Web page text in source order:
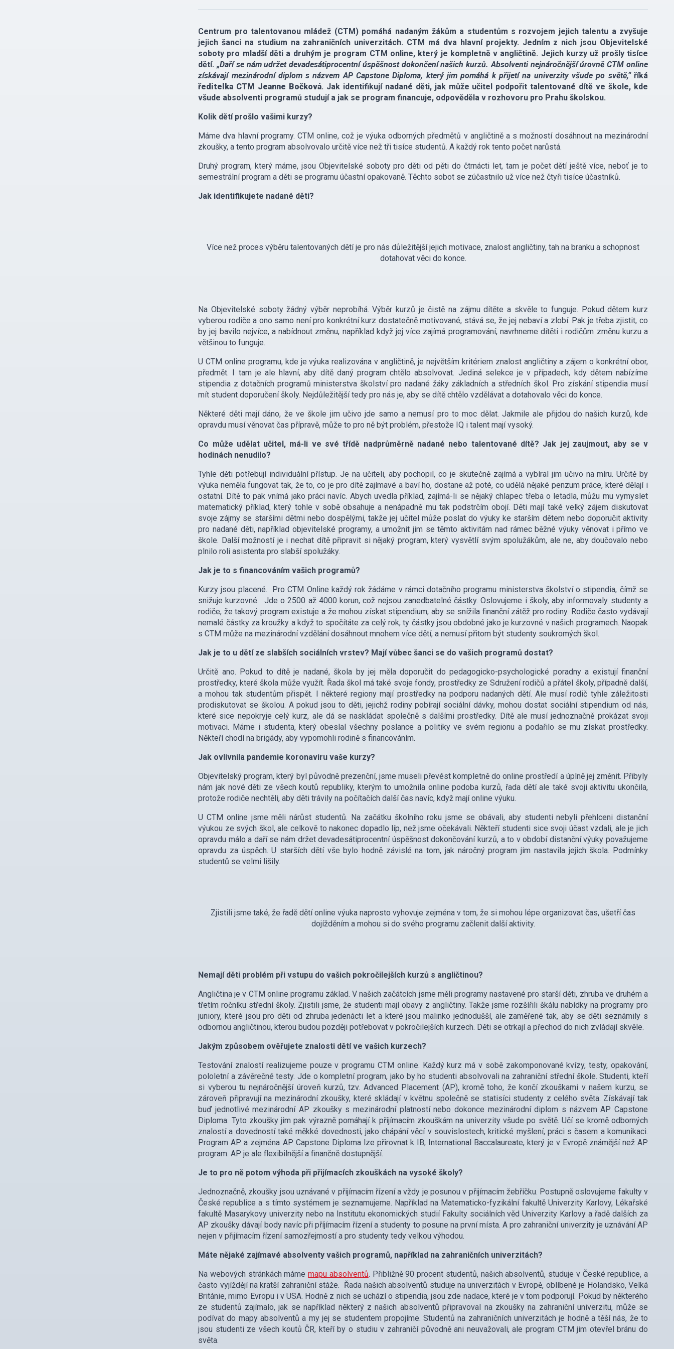
Centrum pro talentovanou mládež (CTM) pomáhá nadaným žákům a studentům s rozvojem jejich talentu a zvyšuje
jejich šanci na studium na zahraničních univerzitách. CTM má dva hlavní projekty. Jedním z nich jsou Objevitelské
soboty pro mladší děti a druhým je program CTM online, který je kompletně v angličtině. Jejich kurzy už prošly tisíce
dětí. „Daří se nám udržet devadesátiprocentní úspěšnost dokončení našich kurzů. Absolventi nejnáročnější úrovně CTM online
získávají mezinárodní diplom s názvem AP Capstone Diploma, který jim pomáhá k přijetí na univerzity všude po světě,“říká
ředitelka CTM Jeanne Bočková. Jak identifikují nadané děti, jak může učitel podpořit talentované dítě ve škole, kde
všude absolventi programů studují a jak se program financuje, odpověděla v rozhovoru pro Prahu školskou.
Kolik dětí prošlo vašimi kurzy?
Máme dva hlavní programy. CTM online, což je výuka odborných předmětů v angličtině a s možností dosáhnout na mezinárodní
zkoušky, a tento program absolvovalo určitě více než tři tisíce studentů. A každý rok tento počet narůstá.
Druhý program, který máme, jsou Objevitelské soboty pro děti od pěti do čtrnácti let, tam je počet dětí ještě více, neboť je to
semestrální program a děti se programu účastní opakovaně. Těchto sobot se zúčastnilo už více než čtyři tisíce účastníků.
Jak identifikujete nadané děti?
Více než proces výběru talentovaných dětí je pro nás důležitější jejich motivace, znalost angličtiny, tah na branku a schopnost
dotahovat věci do konce.
Na Objevitelské soboty žádný výběr neprobíhá. Výběr kurzů je čistě na zájmu dítěte a skvěle to funguje. Pokud dětem kurz
vyberou rodiče a ono samo není pro konkrétní kurz dostatečně motivované, stává se, že jej nebaví a zlobí. Pak je třeba zjistit, co
by jej bavilo nejvíce, a nabídnout změnu, například když jej více zajímá programování, navrhneme dítěti i rodičům změnu kurzu a
většinou to funguje.
U CTM online programu, kde je výuka realizována v angličtině, je největším kritériem znalost angličtiny a zájem o konkrétní obor,
předmět. I tam je ale hlavní, aby dítě daný program chtělo absolvovat. Jediná selekce je v případech, kdy dětem nabízíme
stipendia z dotačních programů ministerstva školství pro nadané žáky základních a středních škol. Pro získání stipendia musí
mít student doporučení školy. Nejdůležitější tedy pro nás je, aby se dítě chtělo vzdělávat a dotahovalo věci do konce.
Některé děti mají dáno, že ve škole jim učivo jde samo a nemusí pro to moc dělat. Jakmile ale přijdou do našich kurzů, kde
opravdu musí věnovat čas přípravě, může to pro ně být problém, přestože IQ i talent mají vysoký.
Co může udělat učitel, má-li ve své třídě nadprůměrně nadané nebo talentované dítě? Jak jej zaujmout, aby se v
hodinách nenudilo?
Tyhle děti potřebují individuální přístup. Je na učiteli, aby pochopil, co je skutečně zajímá a vybíral jim učivo na míru. Určitě by
výuka neměla fungovat tak, že to, co je pro dítě zajímavé a baví ho, dostane až poté, co udělá nějaké penzum práce, které dělají i
ostatní. Dítě to pak vnímá jako práci navíc. Abych uvedla příklad, zajímá-li se nějaký chlapec třeba o letadla, můžu mu vymyslet
matematický příklad, který tohle v sobě obsahuje a nenápadně mu tak podstrčím obojí. Děti mají také velký zájem diskutovat
svoje zájmy se staršími dětmi nebo dospělými, takže jej učitel může poslat do výuky ke starším dětem nebo doporučit aktivity
pro nadané děti, například objevitelské programy, a umožnit jim se těmto aktivitám nad rámec běžné výuky věnovat i přímo ve
škole. Další možností je i nechat dítě připravit si nějaký program, který vysvětlí svým spolužákům, ale ne, aby doučovalo nebo
plnilo roli asistenta pro slabší spolužáky.
Jak je to s financováním vašich programů?
Kurzy jsou placené. Pro CTM Online každý rok žádáme v rámci dotačního programu ministerstva školství o stipendia, čímž se
snižuje kurzovné. Jde o 2500 až 4000 korun, což nejsou zanedbatelné částky. Oslovujeme i školy, aby informovaly studenty a
rodiče, že takový program existuje a že mohou získat stipendium, aby se snížila finanční zátěž pro rodiny. Rodiče často vydávají
nemalé částky za kroužky a když to spočítáte za celý rok, ty částky jsou obdobné jako je kurzovné v našich programech. Naopak
s CTM může na mezinárodní vzdělání dosáhnout mnohem více dětí, a nemusí přitom být studenty soukromých škol.
Jak je to u dětí ze slabších sociálních vrstev? Mají vůbec šanci se do vašich programů dostat?
Určitě ano. Pokud to dítě je nadané, škola by jej měla doporučit do pedagogicko-psychologické poradny a existují finanční
prostředky, které škola může využít. Řada škol má také svoje fondy, prostředky ze Sdružení rodičů a přátel školy, případně další,
a mohou tak studentům přispět. I některé regiony mají prostředky na podporu nadaných dětí. Ale musí rodič tyhle záležitosti
prodiskutovat se školou. A pokud jsou to děti, jejichž rodiny pobírají sociální dávky, mohou dostat sociální stipendium od nás,
které sice nepokryje celý kurz, ale dá se naskládat společně s dalšími prostředky. Dítě ale musí jednoznačně prokázat svoji
motivaci. Máme i studenta, který obeslal všechny poslance a politiky ve svém regionu a podařilo se mu získat prostředky.
Někteří chodí na brigády, aby vypomohli rodině s financováním.
Jak ovlivnila pandemie koronaviru vaše kurzy?
Objevitelský program, který byl původně prezenční, jsme museli převést kompletně do online prostředí a úplně jej změnit. Přibyly
nám jak nové děti ze všech koutů republiky, kterým to umožnila online podoba kurzů, řada dětí ale také svoji aktivitu ukončila,
protože rodiče nechtěli, aby děti trávily na počítačích další čas navíc, když mají online výuku.
U CTM online jsme měli nárůst studentů. Na začátku školního roku jsme se obávali, aby studenti nebyli přehlceni distanční
výukou ze svých škol, ale celkově to nakonec dopadlo líp, než jsme očekávali. Někteří studenti sice svoji účast vzdali, ale je jich
opravdu málo a daří se nám držet devadesátiprocentní úspěšnost dokončování kurzů, a to v období distanční výuky považujeme
opravdu za úspěch. U starších dětí vše bylo hodně závislé na tom, jak náročný program jim nastavila jejich škola. Podmínky
studentů se velmi lišily.
Zjistili jsme také, že řadě dětí online výuka naprosto vyhovuje zejména v tom, že si mohou lépe organizovat čas, ušetří čas
dojížděním a mohou si do svého programu začlenit další aktivity.
Nemají děti problém při vstupu do vašich pokročilejších kurzů s angličtinou?
Angličtina je v CTM online programu základ. V našich začátcích jsme měli programy nastavené pro starší děti, zhruba ve druhém a
třetím ročníku střední školy. Zjistili jsme, že studenti mají obavy z angličtiny. Takže jsme rozšířili škálu nabídky na programy pro
juniory, které jsou pro děti od zhruba jedenácti let a které jsou malinko jednodušší, ale zaměřené tak, aby se děti seznámily s
odbornou angličtinou, kterou budou později potřebovat v pokročilejších kurzech. Děti se otrkají a přechod do nich zvládají skvěle.
Jakým způsobem ověřujete znalosti dětí ve vašich kurzech?
Testování znalostí realizujeme pouze v programu CTM online. Každý kurz má v sobě zakomponované kvízy, testy, opakování,
pololetní a závěrečné testy. Jde o kompletní program, jako by ho studenti absolvovali na zahraniční střední škole. Studenti, kteří
si vyberou tu nejnáročnější úroveň kurzů, tzv. Advanced Placement (AP), kromě toho, že končí zkouškami v našem kurzu, se
zároveň připravují na mezinárodní zkoušky, které skládají v květnu společně se statisíci studenty z celého světa. Získávají tak
buď jednotlivé mezinárodní AP zkoušky s mezinárodní platností nebo dokonce mezinárodní diplom s názvem AP Capstone
Diploma. Tyto zkoušky jim pak výrazně pomáhají k přijímacím zkouškám na univerzity všude po světě. Učí se kromě odborných
znalostí a dovedností také měkké dovednosti, jako chápání věcí v souvislostech, kritické myšlení, práci s časem a komunikaci.
Program AP a zejména AP Capstone Diploma lze přirovnat k IB, International Baccalaureate, který je v Evropě známější než AP
program. AP je ale flexibilnější a finančně dostupnější.
Je to pro ně potom výhoda při přijímacích zkouškách na vysoké školy?
Jednoznačně, zkoušky jsou uznávané v přijímacím řízení a vždy je posunou v přijímacím žebříčku. Postupně oslovujeme fakulty v
České republice a s tímto systémem je seznamujeme. Například na Matematicko-fyzikální fakultě Univerzity Karlovy, Lékařské
fakultě Masarykovy univerzity nebo na Institutu ekonomických studií Fakulty sociálních věd Univerzity Karlovy a řadě dalších za
AP zkoušky dávají body navíc při příjímacím řízení a studenty to posune na první místa. A pro zahraniční univerzity je uznávání AP
nejen v přijímacím řízení samozřejmostí a pro studenty tedy velkou výhodou.
Máte nějaké zajímavé absolventy vašich programů, například na zahraničních univerzitách?
Na webových stránkách mámemapu absolventů. Přibližně 90 procent studentů, našich absolventů, studuje v České republice, a
často vyjíždějí na kratší zahraniční stáže. Řada našich absolventů studuje na univerzitách v Evropě, oblíbené je Holandsko, Velká
Británie, mimo Evropu i v USA. Hodně z nich se uchází o stipendia, jsou zde nadace, které je v tom podporují. Pokud by některého
ze studentů zajímalo, jak se například některý z našich absolventů připravoval na zkoušky na zahraniční univerzitu, může se
podívat do mapy absolventů a my jej se studentem propojíme. Studentů na zahraničních univerzitách je hodně a těší nás, že to
jsou studenti ze všech koutů ČR, kteří by o studiu v zahraničí původně ani neuvažovali, ale program CTM jim otevřel bránu do
světa.